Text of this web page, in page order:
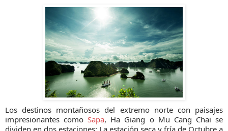
Los destinos montañosos del extremo norte con paisajes
impresionantes comoSapa, Ha Giang o Mu Cang Chai se
dividen en dos estaciones: La estación seca y fría de Octubre a